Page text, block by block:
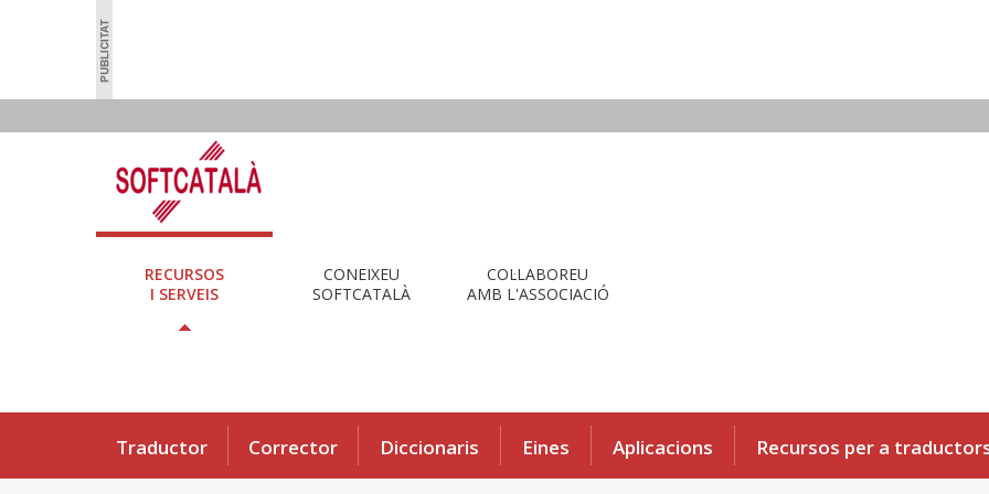
RECURSOS
I SERVEIS
CONEIXEU
SOFTCATALÀ
COL·LABOREU
AMB L'ASSOCIACIÓ
Traductor Corrector Diccionaris Eines Aplicacions Recursos per a